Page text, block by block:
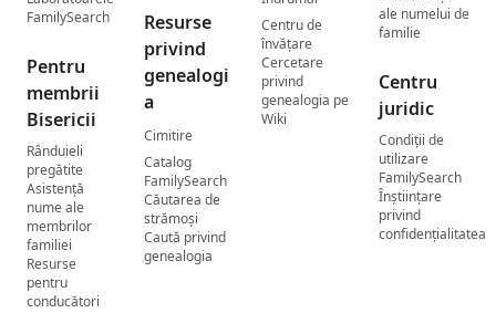
FamilySearch
Pentru
membrii
Bisericii
Rânduieli
pregătite
Asistență
nume ale
membrilor
familiei
Resurse
pentru
conducători
Resurse
privind
genealogi
a
Cimitire
Catalog
FamilySearch
Căutarea de
strămoși
Caută privind
genealogia
Centru de
învățare
Cercetare
privind
genealogia pe
Wiki
ale numelui de
familie
Centru
juridic
Condiții de
utilizare
FamilySearch
Înștiințare
privind
confidențialitatea